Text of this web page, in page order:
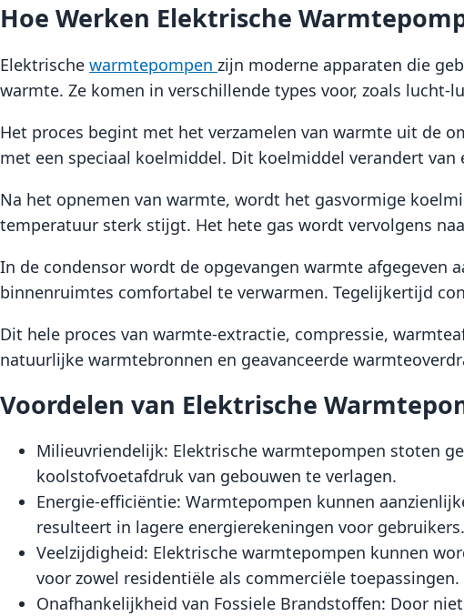
Hoe Werken Elektrische
Elektrische warmtepompen zijn moderne apparaten die
warmte. Ze komen in verschillende types voor, zoals
Het proces begint met het verzamelen van warmte uit de
met een speciaal koelmiddel. Dit koelmiddel verandert
Na het opnemen van warmte, wordt het gasvormige
temperatuur sterk stijgt. Het hete gas wordt vervolgens
In de condensor wordt de opgevangen warmte afgegeven
binnenruimtes comfortabel te verwarmen. Tegelijkertijd
Dit hele proces van warmte-extractie, compressie,
natuurlijke warmtebronnen en geavanceerde
Voordelen van Elektrische
Milieuvriendelijk: Elektrische warmtepompen stoten
koolstofvoetafdruk van gebouwen te verlagen.
Energie-efficiëntie: Warmtepompen kunnen
resulteert in lagere energierekeningen voor gebruikers.
Veelzijdigheid: Elektrische warmtepompen kunnen
voor zowel residentiële als commerciële toepassingen.
Onafhankelijkheid van Fossiele Brandstoffen: Door